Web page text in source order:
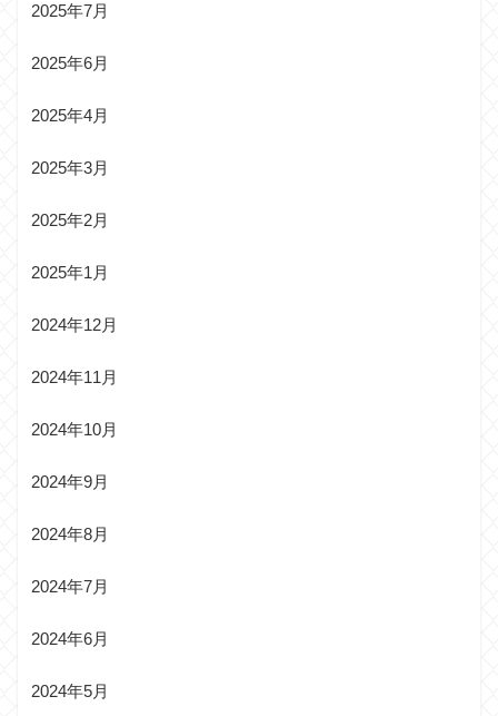
2025年7月
2025年6月
2025年4月
2025年3月
2025年2月
2025年1月
2024年12月
2024年11月
2024年10月
2024年9月
2024年8月
2024年7月
2024年6月
2024年5月